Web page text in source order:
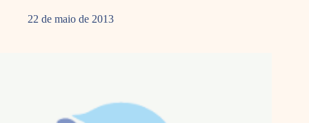
22 de maio de 2013